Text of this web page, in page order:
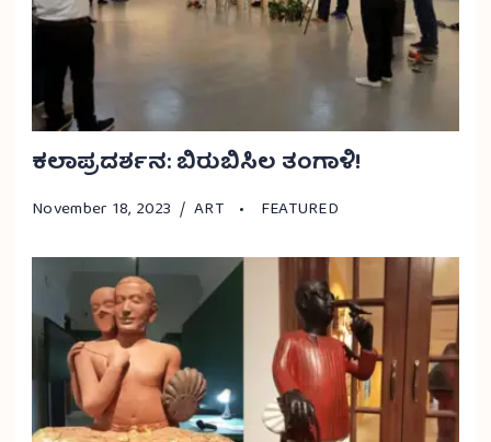
ಕಲಾಪ್ರದರ್ಶನ: ಬಿರುಬಿಸಿಲ ತಂಗಾಳಿ!
November 18, 2023 ART FEATURED